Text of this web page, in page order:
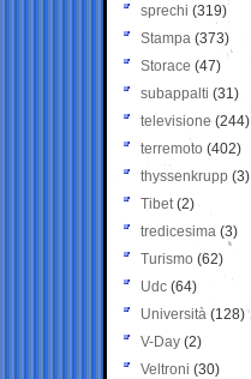
sprechi (319)
Stampa (373)
Storace (47)
subappalti (31)
televisione(244)
terremoto (402)
thyssenkrupp (3)
Tibet(2)
tredicesima (3)
Turismo (62)
Udc (64)
Università (128)
V-Day (2)
Veltroni (30)